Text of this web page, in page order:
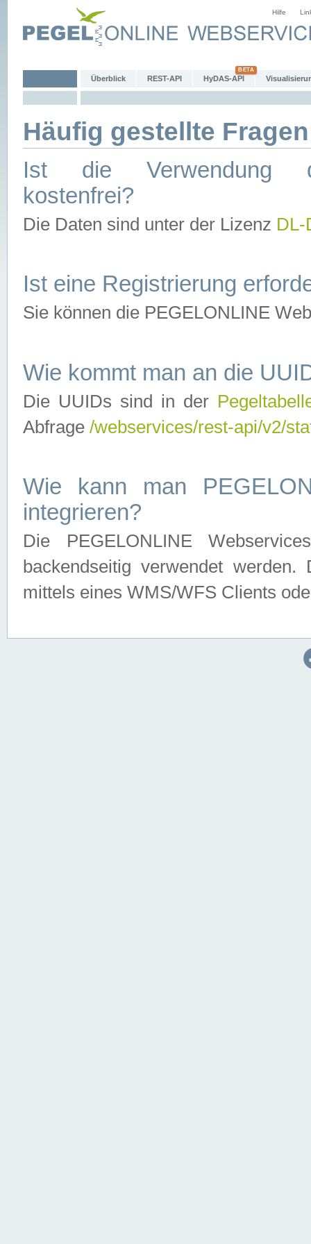
Hilfe
Überblick REST-API HyDAS-API
Häufig gestellte
Ist die Verwendung
kostenfrei?
Die Daten sind unter der Lizenz
Ist eine Registrierung
Sie können die PEGELONLINE
Wie kommt man an die
Die UUIDs sind in der
Abfrage /webservices/rest-api/v2/
Wie kann man
integrieren?
Die PEGELONLINE
backendseitig verwendet
mittels eines WMS/WFS Clients